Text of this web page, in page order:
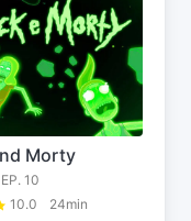
Morty
10
10.0 24min